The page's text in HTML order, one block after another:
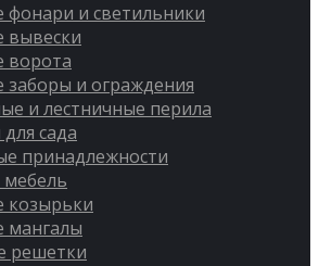
фонари и светильники
вывески
ворота
заборы и ограждения
и лестничные перила
сада
принадлежности
мебель
козырьки
мангалы
решетки